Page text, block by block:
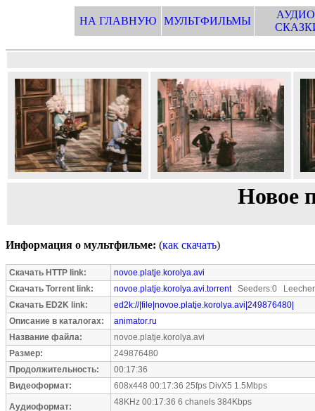
НА ГЛАВНУЮ МУЛЬТФИЛЬМЫ
Новое
Информация о мультфильме: (как скачать)
Скачать HTTP link:
novoe.platje.korolya.avi
Скачать Torrent link:
novoe.platje.korolya.avi.torrentSeeders:0
Скачать ED2K link:
ed2k://|file|novoe.platje.korolya.avi|249876480|
Описание в каталогах:
animator.ru
Название файла:
novoe.platje.korolya.avi
Размер:
249876480
Продолжительность:
00:17:36
Видеоформат:
608x448 00:17:36 25fps DivX5 1.5Mbps
Аудиоформат: 48KHz 00:17:36 6 chanels 384Kbps